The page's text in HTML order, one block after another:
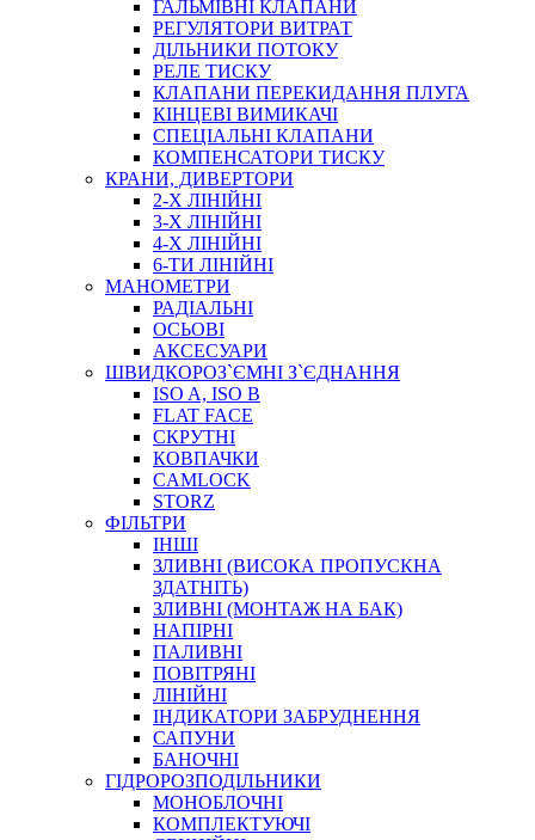
ПРУЖИННІ
НЕЙЛОНОВІ
ПРОРЕЗИНЕНІ
АВТОТОВАРИ
АВТОХІМІЯ
ДОМКРАТИ
НАБОРИ ЗАПОБІЖНИКІВ, КЛЕМ, АКСЕСУАРІВ
НАСОСИ, КОМПРЕСОРИ, МАНОМЕТРИ
ПАСТА, АНТИСЕПТИК
ІНСТРУМЕНТ
САДОВИЙ ІНВЕНТАР
ЕЛЕКТРИЧНІ ПРИЛАДИ
ПАЛЬНИКИ, ПАЯЛЬНИКИ, ПАЯЛЬНІ ЛАМПИ
ІНСТРУМЕНТИ ДЛЯ ЕЛЕКТРИКА
ЕЛЕКТРОІНСТРУМЕНТИ
ЗАМКИ І КОМПЛЕКТУЮЧІ
ІНСТРУМЕНТИ ДЛЯ ЗВАРЮВАННЯ, АКСЕСУАРИ
ГАЛЬМІВНІ КЛАПАНИ
РЕГУЛЯТОРИ ВИТРАТ
ДІЛЬНИКИ ПОТОКУ
РЕЛЕ ТИСКУ
КЛАПАНИ ПЕРЕКИДАННЯ ПЛУГА
КІНЦЕВІ ВИМИКАЧІ
СПЕЦІАЛЬНІ КЛАПАНИ
КОМПЕНСАТОРИ ТИСКУ
КРАНИ, ДИВЕРТОРИ
2-Х ЛІНІЙНІ
3-Х ЛІНІЙНІ
4-Х ЛІНІЙНІ
6-ТИ ЛІНІЙНІ
МАНОМЕТРИ
РАДІАЛЬНІ
ОСЬОВІ
АКСЕСУАРИ
ШВИДКОРОЗ`ЄМНІ З`ЄДНАННЯ
ISO A, ISO B
FLAT FACE
СКРУТНІ
КОВПАЧКИ
CAMLOCK
STORZ
ФІЛЬТРИ
ІНШІ
ЗЛИВНІ (ВИСОКА ПРОПУСКНА
ЗДАТНІТЬ)
ЗЛИВНІ (МОНТАЖ НА БАК)
НАПІРНІ
ПАЛИВНІ
ПОВІТРЯНІ
ЛІНІЙНІ
ІНДИКАТОРИ ЗАБРУДНЕННЯ
САПУНИ
БАНОЧНІ
ГІДРОРОЗПОДІЛЬНИКИ
МОНОБЛОЧНІ
КОМПЛЕКТУЮЧІ